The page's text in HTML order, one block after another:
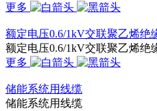
更多
额定电压0.6/1kV交联聚乙烯绝
额定电压0.6/1kV交联聚乙烯绝
更多
储能系统用线缆
储能系统用线缆